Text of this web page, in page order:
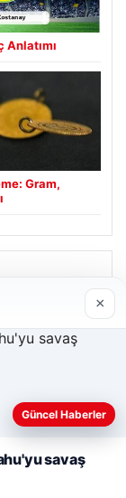
Anlatımı
Gram,
×
Güncel Haberler
savaş